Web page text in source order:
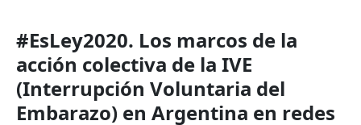
#EsLey2020. Los marcos de la
acción colectiva de la IVE
(Interrupción Voluntaria del
Embarazo) en Argentina en redes